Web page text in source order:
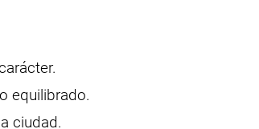
equilibrado.
ciudad.